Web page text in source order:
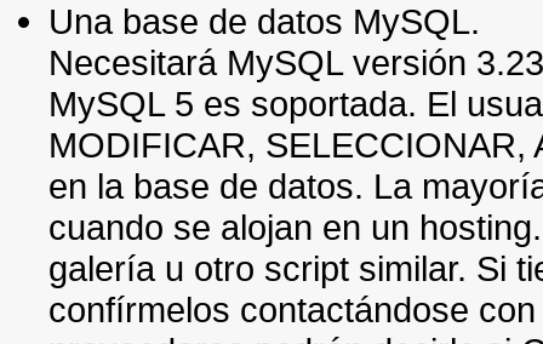
Una base de datos MySQL.
Necesitará MySQL versión
MySQL 5 es soportada. El
MODIFICAR,
en la base de datos. La
cuando se alojan en un
galería u otro script similar. Si
confírmelos contactándose